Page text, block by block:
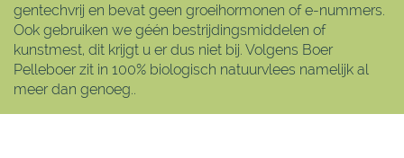
gentechvrij en bevat geen groeihormonen of e-nummers.
Ook gebruiken we géén bestrijdingsmiddelen of
kunstmest, dit krijgt u er dus niet bij. Volgens Boer
Pelleboer zit in 100% biologisch natuurvlees namelijk al
meer dan genoeg..